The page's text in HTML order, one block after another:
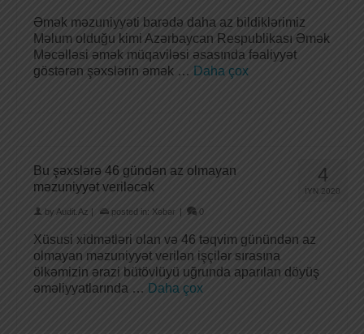
Əmək məzuniyyəti barədə daha az bildiklərimiz
Məlum olduğu kimi Azərbaycan Respublikası Əmək
Məcəlləsi əmək müqaviləsi əsasında fəaliyyət
göstərən şəxslərin əmək … Daha çox
4
İYN 2020
Bu şəxslərə 46 gündən az olmayan
məzuniyyət veriləcək
by Audit.Az | posted in: Xəbər | 0
Xüsusi xidmətləri olan və 46 təqvim günündən az
olmayan məzuniyyət verilən işçilər sırasına
ölkəmizin ərazi bütövlüyü uğrunda aparılan döyüş
əməliyyatlarında … Daha çox